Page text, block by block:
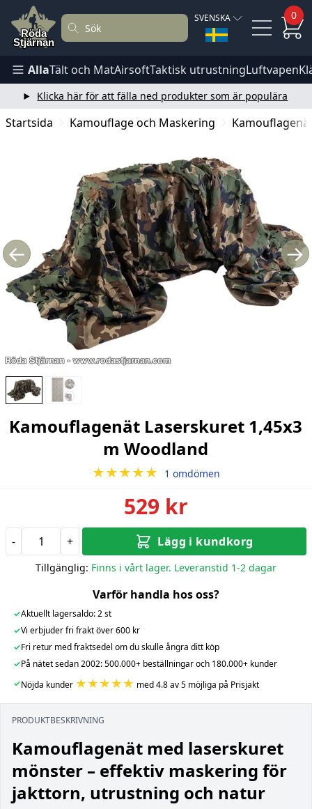
SVENSKA 0
AllaTält och MatAirsoftTaktisk utrustningLuftvapen
Klicka här för att fälla ned produkter som är populära
Startsida Kamouflage och Maskering
← →
Kamouflagenät Laserskuret 1,45x3
m Woodland
★★★★★ 1 omdömen
529 kr
- + Lägg i kundkorg
Tillgänglig: Finns i vårt lager. Leveranstid 1-2 dagar
Varför handla hos oss?
✓Aktuellt lagersaldo: 2 st
✓Vi erbjuder fri frakt över 600 kr
✓Fri retur med fraktsedel om du skulle ångra ditt köp
✓På nätet sedan 2002: 500.000+ beställningar och 180.000+ kunder
✓Nöjda kunder ★★★★★ med 4.8 av 5 möjliga på Prisjakt
PRODUKTBESKRIVNING
Kamouflagenät med laserskuret
mönster – effektiv maskering för
jakttorn, utrustning och natur